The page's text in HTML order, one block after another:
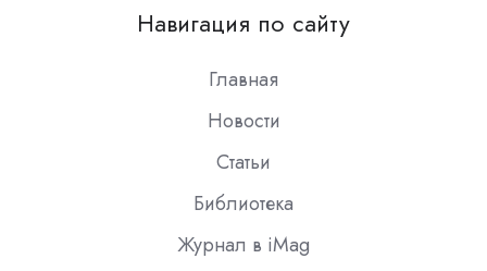
Slack
Навигация по сайту
Главная
Новости
Статьи
Библиотека
Журнал в iMag